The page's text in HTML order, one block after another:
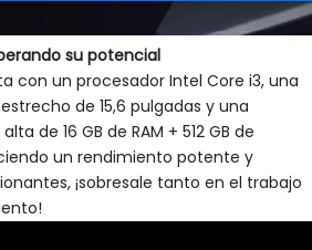
su potencial
con un procesador Intel Core i3, una
de 15,6 pulgadas y una
de 16 GB de RAM + 512 GB de
un rendimiento potente y
¡sobresale tanto en el trabajo